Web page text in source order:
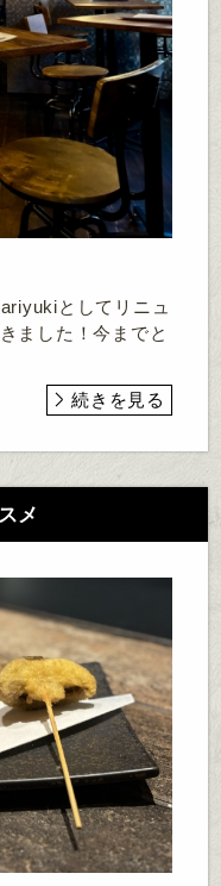
としてリニュ
ました！今までと
続きを見る
メ